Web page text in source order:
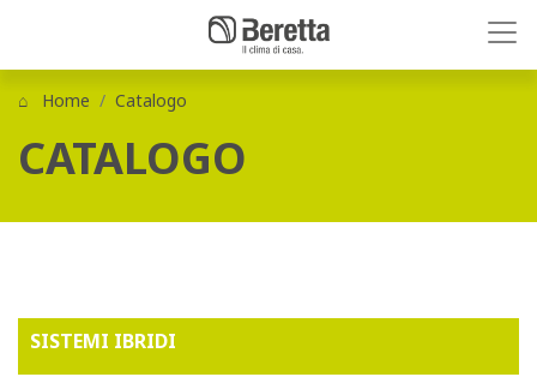
Home Catalogo
CATALOGO
SISTEMI IBRIDI